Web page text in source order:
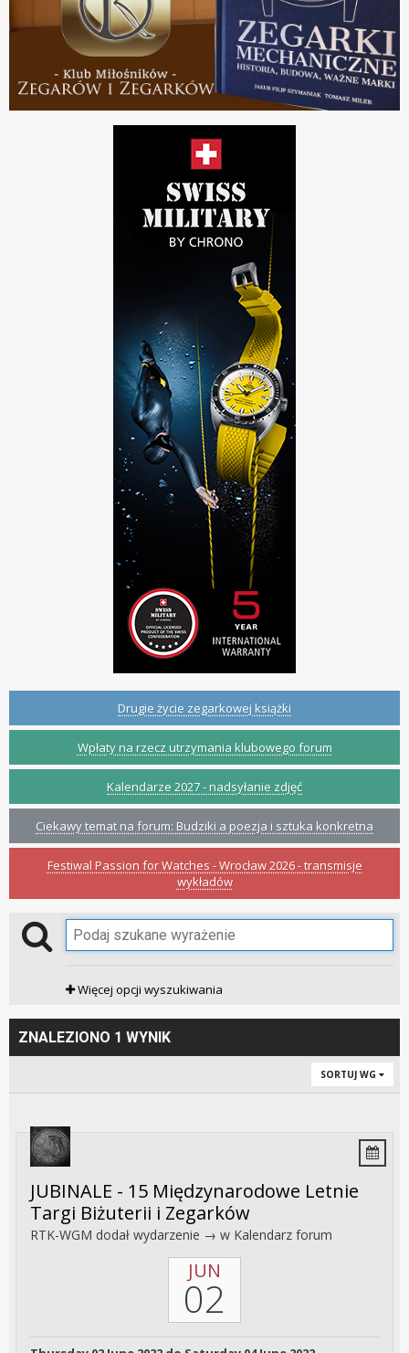
Drugie życie zegarkowej książki
Wpłaty na rzecz utrzymania klubowego forum
Kalendarze 2027 - nadsyłanie zdjęć
Ciekawy temat na forum: Budziki a poezja i sztuka konkretna
Festiwal Passion for Watches - Wrocław 2026 - transmisje
wykładów
Więcej opcji wyszukiwania
ZNALEZIONO 1 WYNIK
SORTUJ WG
JUBINALE - 15 Międzynarodowe Letnie
Targi Biżuterii i Zegarków
RTK-WGM dodał wydarzenie → w Kalendarz forum
JUN
02